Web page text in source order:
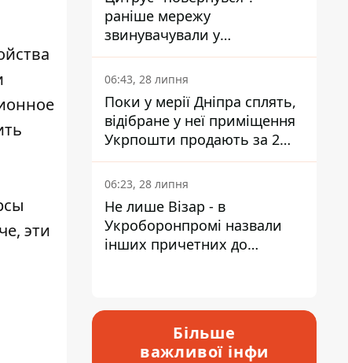
эти
раніше мережу
звинувачували у
контрабанді техніки та
ухиленні від сплати
податків
06:43, 28 липня
Поки у мерії Дніпра сплять,
відібране у неї приміщення
Укрпошти продають за 2
мільйони
06:23, 28 липня
Не лише Візар - в
Укроборонпромі назвали
інших причетних до
Більше
важливої інфи